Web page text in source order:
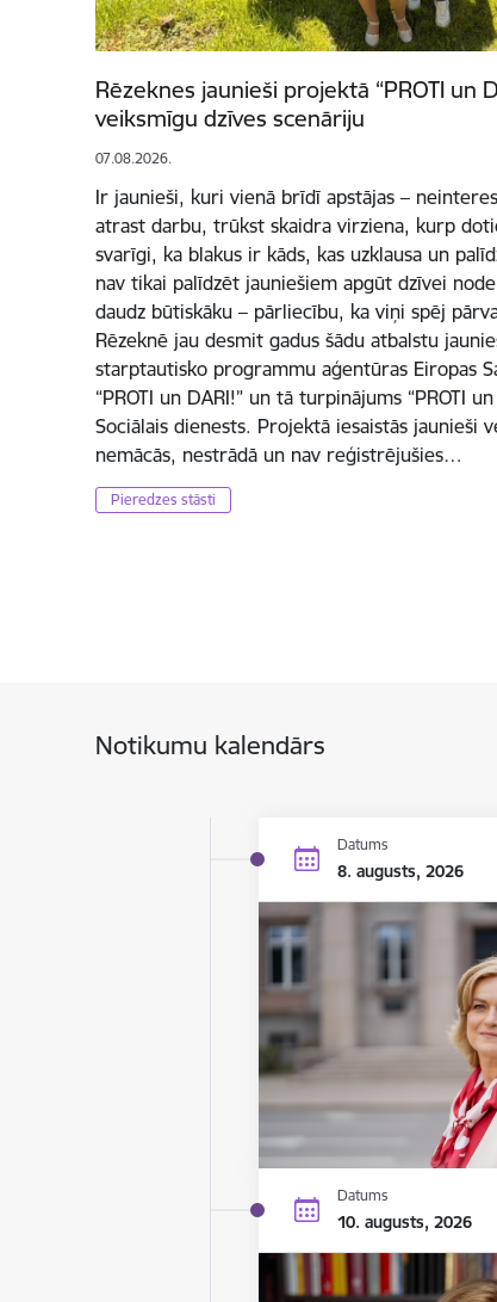
Rēzeknes jaunieši projektā “PROTI un
veiksmīgu dzīves scenāriju
07.08.2026.
Ir jaunieši, kuri vienā brīdī apstājas –
atrast darbu, trūkst skaidra virziena, kurp
svarīgi, ka blakus ir kāds, kas uzklausa un
nav tikai palīdzēt jauniešiem apgūt dzīvei
daudz būtiskāku – pārliecību, ka viņi spēj
Rēzeknē jau desmit gadus šādu atbalstu
starptautisko programmu aģentūras Eiropas
“PROTI un DARI!” un tā turpinājums “PROTI
Sociālais dienests. Projektā iesaistās jaunieši
nemācās, nestrādā un nav reģistrējušies…
Pieredzes stāsti
Notikumu kalendārs
Datums
8. augusts, 2026
Datums
10. augusts, 2026